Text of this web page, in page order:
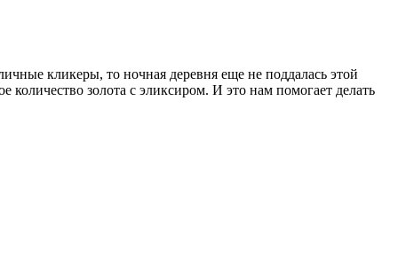
кликеры, то ночная деревня еще не поддалась этой
золота с эликсиром. И это нам помогает делать